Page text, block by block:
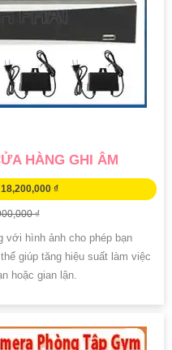
HÀNG GHI ÂM
₫
₫
với hình ảnh cho phép bạn
giúp tăng hiệu suất làm việc
hoặc gian lận.